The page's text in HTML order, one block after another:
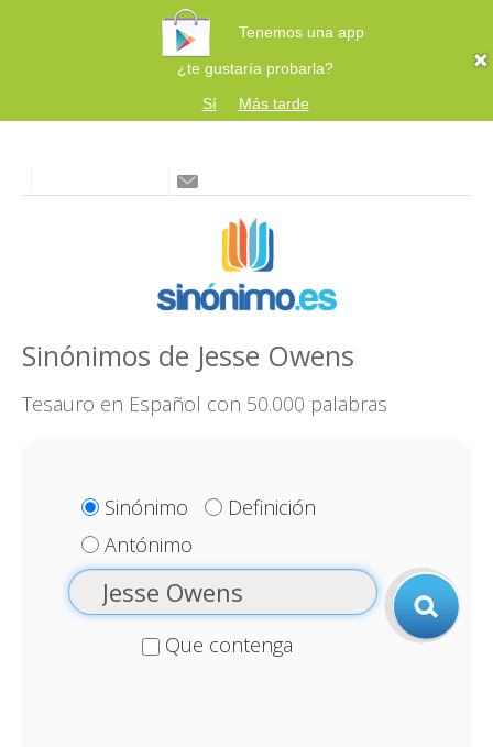
Tenemos una app
¿te gustaría probarla?
Sí
Más tarde
Sinónimos de Jesse Owens
Tesauro en Español con 50.000 palabras
Sinónimo
Definición
Antónimo
Que contenga